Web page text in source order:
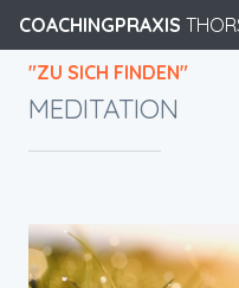
COACHINGPRAXIS
"ZU SICH FINDEN"
MEDITATION